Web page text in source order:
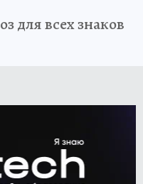
для всех знаков